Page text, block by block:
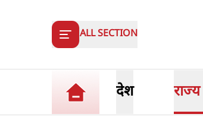
ALL SECTION
देश राज्य